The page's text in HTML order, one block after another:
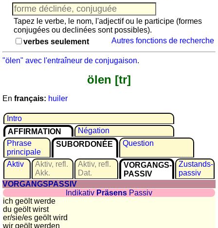
Jeu
avec
des
nombres
de
langues
espagnol
italien
latin
portugais
roumain
néerlandais
Utilités
Convertisseurs
d'unités
Tapez le verbe, le nom, l'adjectif ou le participe (formes
conjugées ou declinées sont possibles).
verbes seulement
Autres fonctions de recherche
"ölen" avec l'entraîneur de conjugaison.
ölen [tr]
En français: huiler
Intro
AFFIRMATION
Négation
Phrase
principale
SUBORDONÉE Question
Aktiv
Aktiv, refl.
Akk.
Aktiv, refl.
Dat.
VORGANGS­
PASSIV
Zustands­
passiv
VORGANGSPASSIV
Indikativ Präsens Passiv
ich geölt werde
du geölt wirst
er/sie/es geölt wird
wir geölt werden